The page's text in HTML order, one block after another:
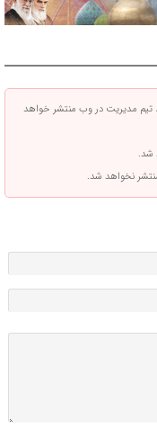
تیم مدیریت در وب منتشر خواهد
شد.
نخواهد شد.